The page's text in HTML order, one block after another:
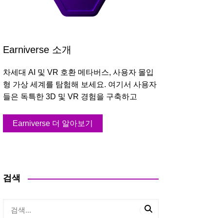
Earniverse 소개
차세대 AI 및 VR 호환 메타버스, 사용자 몰입
형 가상 세계를 탐험해 보세요. 여기서 사용자
들은 독특한 3D 및 VR 경험을 구축하고
Earniverse 더 알아보기
검색